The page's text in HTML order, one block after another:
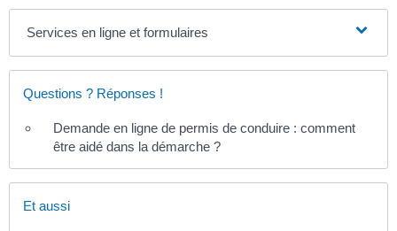
Services en ligne et formulaires
Questions ? Réponses !
Demande en ligne de permis de conduire : comment
être aidé dans la démarche ?
Et aussi